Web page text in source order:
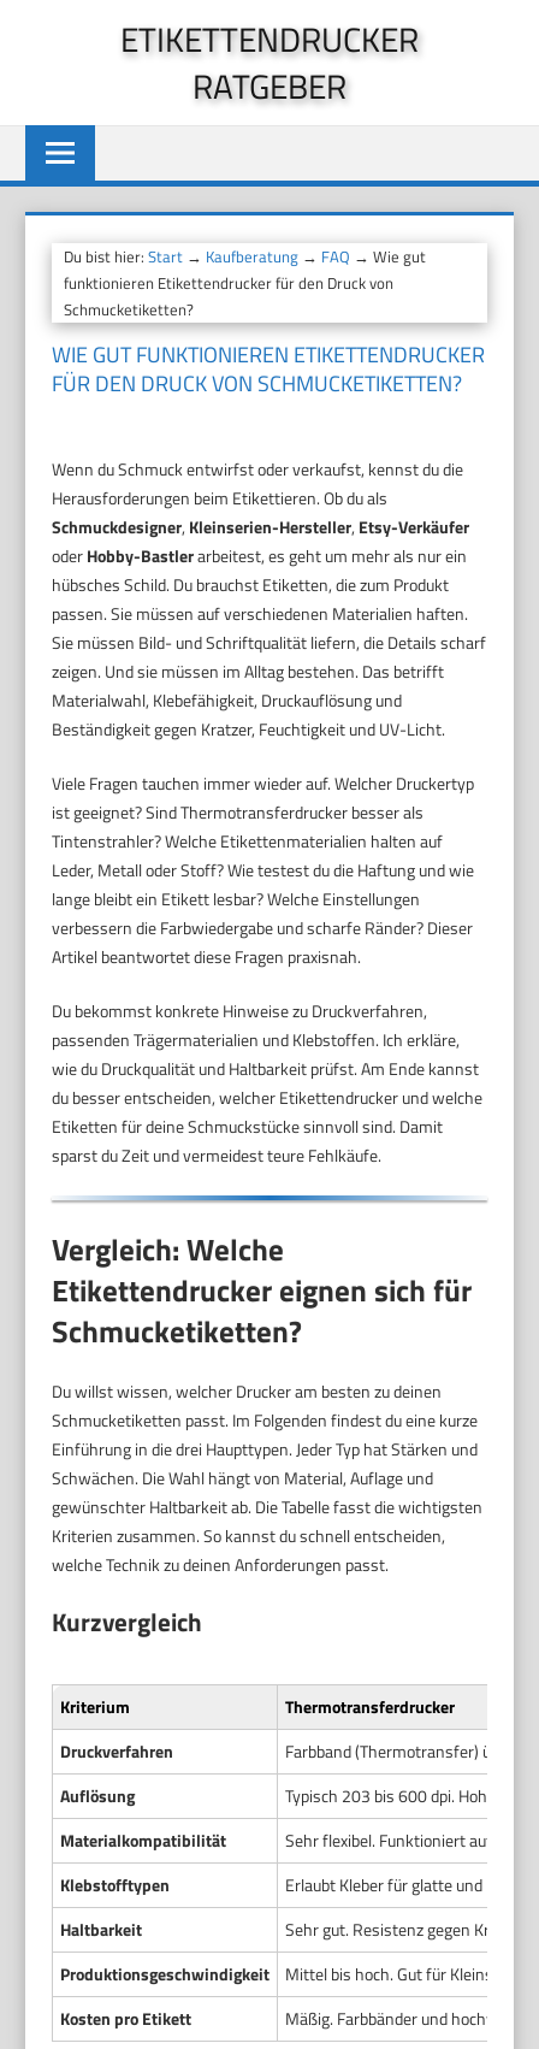
ETIKETTENDRUCKER
RATGEBER
Du bist hier:Start → Kaufberatung → FAQ → Wie gut
funktionieren Etikettendrucker für den Druck von
Schmucketiketten?
WIE GUT FUNKTIONIEREN ETIKETTENDRUCKER
FÜR DEN DRUCK VON SCHMUCKETIKETTEN?
Wenn du Schmuck entwirfst oder verkaufst, kennst du die
Herausforderungen beim Etikettieren. Ob du als
Schmuckdesigner, Kleinserien-Hersteller, Etsy-Verkäufer
oderHobby-Bastlerarbeitest, es geht um mehr als nur ein
hübsches Schild. Du brauchst Etiketten, die zum Produkt
passen. Sie müssen auf verschiedenen Materialien haften.
Sie müssen Bild- und Schriftqualität liefern, die Details scharf
zeigen. Und sie müssen im Alltag bestehen. Das betrifft
Materialwahl, Klebefähigkeit, Druckauflösung und
Beständigkeit gegen Kratzer, Feuchtigkeit und UV-Licht.
Viele Fragen tauchen immer wieder auf. Welcher Druckertyp
ist geeignet? Sind Thermotransferdrucker besser als
Tintenstrahler? Welche Etikettenmaterialien halten auf
Leder, Metall oder Stoff? Wie testest du die Haftung und wie
lange bleibt ein Etikett lesbar? Welche Einstellungen
verbessern die Farbwiedergabe und scharfe Ränder? Dieser
Artikel beantwortet diese Fragen praxisnah.
Du bekommst konkrete Hinweise zu Druckverfahren,
passenden Trägermaterialien und Klebstoffen. Ich erkläre,
wie du Druckqualität und Haltbarkeit prüfst. Am Ende kannst
du besser entscheiden, welcher Etikettendrucker und welche
Etiketten für deine Schmuckstücke sinnvoll sind. Damit
sparst du Zeit und vermeidest teure Fehlkäufe.
Vergleich: Welche
Etikettendrucker eignen sich für
Schmucketiketten?
Du willst wissen, welcher Drucker am besten zu deinen
Schmucketiketten passt. Im Folgenden findest du eine kurze
Einführung in die drei Haupttypen. Jeder Typ hat Stärken und
Schwächen. Die Wahl hängt von Material, Auflage und
gewünschter Haltbarkeit ab. Die Tabelle fasst die wichtigsten
Kriterien zusammen. So kannst du schnell entscheiden,
welche Technik zu deinen Anforderungen passt.
Kurzvergleich
Kriterium
Thermotransferdrucker
Druckverfahren
Farbband (Thermotransfer)
Auflösung
Typisch 203 bis 600 dpi. Hohe
Materialkompatibilität
Sehr flexibel. Funktioniert auf
Klebstofftypen
Erlaubt Kleber für glatte und raue
Haltbarkeit
Sehr gut. Resistenz gegen Kratzer,
Produktionsgeschwindigkeit
Mittel bis hoch. Gut für Kleinserien
Kosten pro Etikett
Mäßig. Farbbänder und